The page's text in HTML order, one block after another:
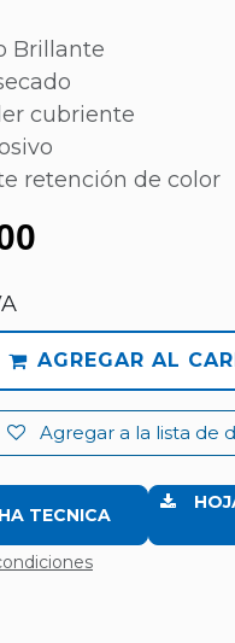
Brillante
cubriente
retención de color
AGREGAR AL
Agregar a la lista de
TECNICA